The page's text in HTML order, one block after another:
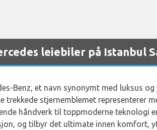
leiebiler på Istanbul
Benz, et navn synonymt med luksus
trekkede stjernemblemet representerer
håndverk til toppmoderne teknologi
og tilbyr det ultimate innen komfort,